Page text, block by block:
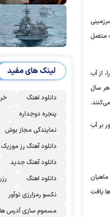
متصل
از آب
هر سال
آب شور بر آب
یافت
لینک های مفید
دانلود اهنگ
پنجره دوجداره
نمایندگی مجاز بوش
دانلود آهنگ رز‌ موزیک
دانلود آهنگ جدید
دانلود اهنگ
نکسو رمزارزی نوآور
مسموم سازی آدرس